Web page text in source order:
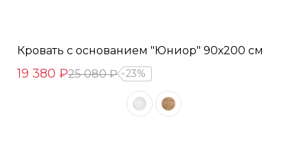
Кровать с основанием "Юниор" 90х200 см
19 380 ₽25 080 ₽ 23%